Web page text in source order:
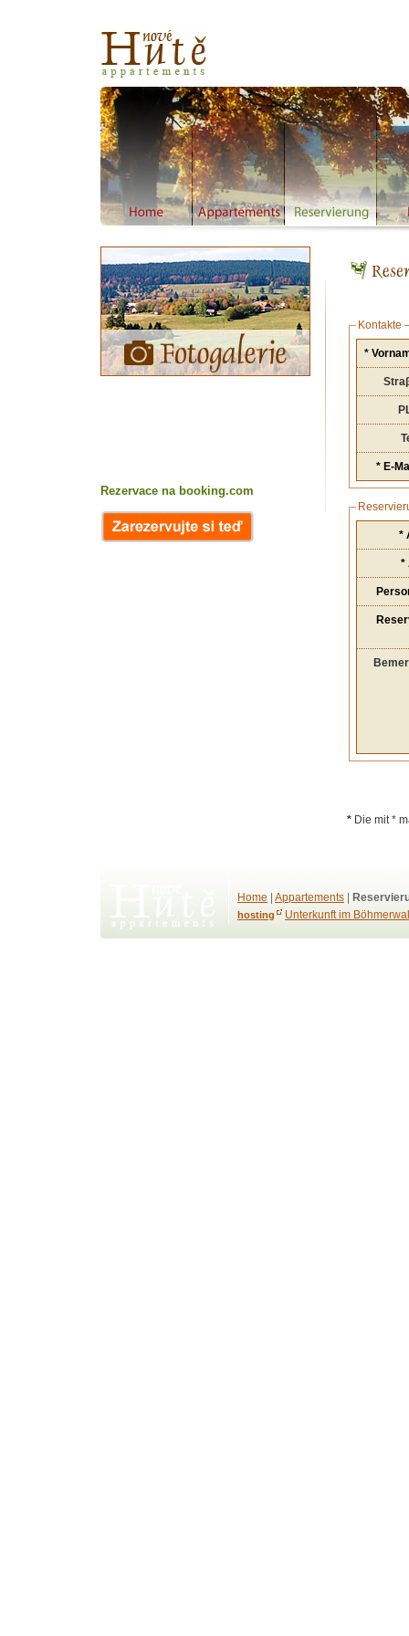
Kontakte
*
* E-
*
*
* Die mit *
Rezervace na booking.com
Home Appartements
hosting Unterkunft im
Home Appartements Reservierung Preise
Apartmány Nové
Hutě - úvodní strana